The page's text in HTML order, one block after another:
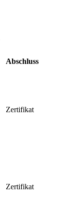
Abschluss
Zertifikat
Zertifikat